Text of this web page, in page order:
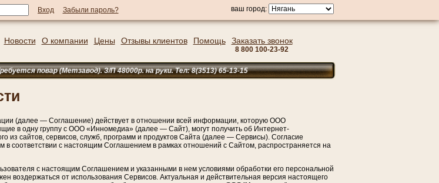
Забыли пароль? ваш город:
Новости О компании Цены Отзывы клиентов Помощь Заказать звонок
8 800 100-23-92
повар (Метзавод). З/П 48000р. на руки. Тел: 8(3513) 65-13-15
(далее — Соглашение) действует в отношении всей информации, которую ООО
в одну группу с ООО «Инномедиа» (далее — Сайт), могут получить об Интернет-
из сайтов, сервисов, служб, программ и продуктов Сайта (далее — Сервисы). Согласие
соответствии с настоящим Соглашением в рамках отношений с Сайтом, распространяется на
с настоящим Соглашением и указанными в нем условиями обработки его персональной
воздержаться от использования Сервисов. Актуальная и действительная версия настоящего